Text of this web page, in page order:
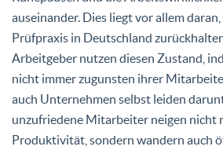
auseinander. Dies liegt vor allem
Prüfpraxis in Deutschland
Arbeitgeber nutzen diesen Zustand,
nicht immer zugunsten ihrer
auch Unternehmen selbst leiden
unzufriedene Mitarbeiter neigen nicht
Produktivität, sondern wandern auch